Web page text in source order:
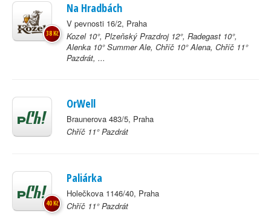
Na Hradbách
V pevnosti 16/2, Praha
Kozel 10°, Plzeňský Prazdroj 12°, Radegast 10°,
Alenka 10° Summer Ale, Chříč 10° Alena, Chříč 11°
Pazdrát, ...
38 Kč
OrWell
Braunerova 483/5, Praha
Chříč 11° Pazdrát
Paliárka
Holečkova 1146/40, Praha
Chříč 11° Pazdrát
40 Kč